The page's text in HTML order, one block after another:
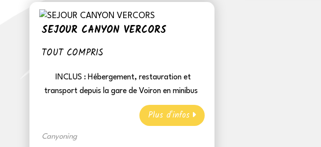
SEJOUR CANYON VERCORS
TOUT COMPRIS
INCLUS : Hébergement, restauration et
transport depuis la gare de Voiron en minibus
Plus d'infos
Canyoning